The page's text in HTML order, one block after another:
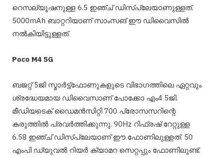
റെസല്യൂഷനുള്ള 6.5 ഇഞ്ച് ഡിസ്‌പ്ലേയാണുള്ളത്.
5000mAh ബാറ്ററിയാണ് സാംസങ് ഈ ഡിവൈസിൽ
നൽകിയിട്ടുള്ളത്.
Poco M4 5G
ബജറ്റ് 5ജി സ്മാർട്ട്ഫോണുകളുടെ വിഭാഗത്തിലെ ഏറ്റവും
ശ്രദ്ധേയമായ ഡിവൈസാണ് പോക്കോ എം4 5ജി.
മീഡിയടെക് ഡൈമൻസിറ്റി 700 പ്രോസസറിന്റെ
കരുത്തിൽ പ്രവർത്തിക്കുന്നു. 90Hz റിഫ്രഷ് റേറ്റുള്ള
6.58 ഇഞ്ച് ഡിസ്‌പ്ലേയാണ് ഈ ഫോണിലുള്ളത്. 50
എംപി ഡ്യുവൽ റിയർ ക്യാമറ സെറ്റപ്പും ഫോണിലുണ്ട്.